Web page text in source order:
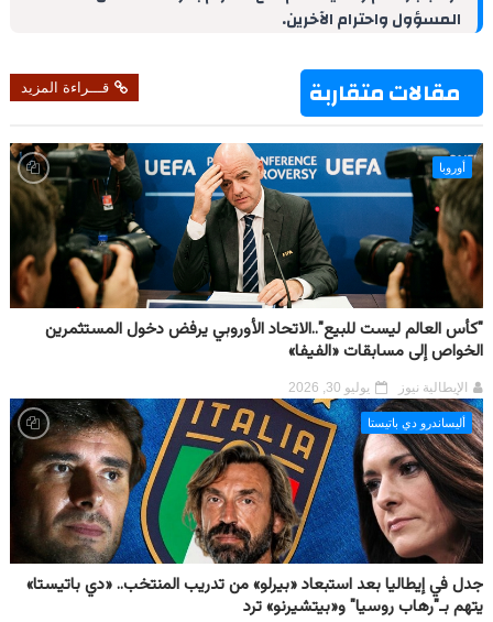
k
المسؤول واحترام الآخرين.
مقالات متقاربة قـــراءة المزيد
أوروبا
"كأس العالم ليست للبيع"..الاتحاد الأوروبي يرفض دخول المستثمرين
الخواص إلى مسابقات «الفيفا»
الإيطالية نيوز يوليو 30, 2026
أليساندرو دي باتيستا
جدل في إيطاليا بعد استبعاد «بيرلو» من تدريب المنتخب.. «دي باتيستا»
يتهم بـ"رهاب روسيا" و«بيتشيرنو» ترد